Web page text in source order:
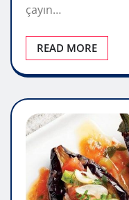
çayın…
READ MORE